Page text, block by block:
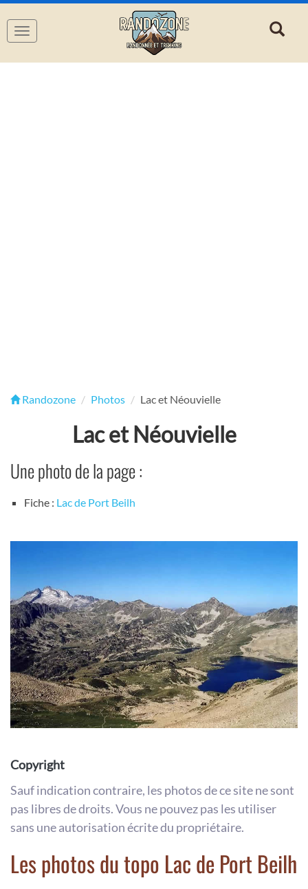
Navigation
Randozone Photos Lac et Néouvielle
Lac et Néouvielle
Une photo de la page :
Fiche : Lac de Port Beilh
Copyright
Sauf indication contraire, les photos de ce site ne sont
pas libres de droits. Vous ne pouvez pas les utiliser
sans une autorisation écrite du propriétaire.
Les photos du topo Lac de Port Beilh